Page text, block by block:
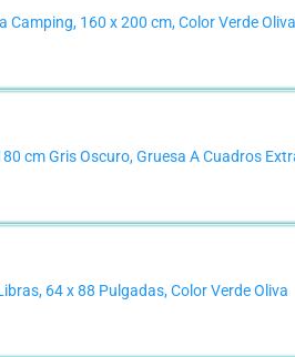
160 x 200 cm, Color Verde Oliva
cm Gris Oscuro, Gruesa A Cuadros
64 x 88 Pulgadas, Color Verde Oliva